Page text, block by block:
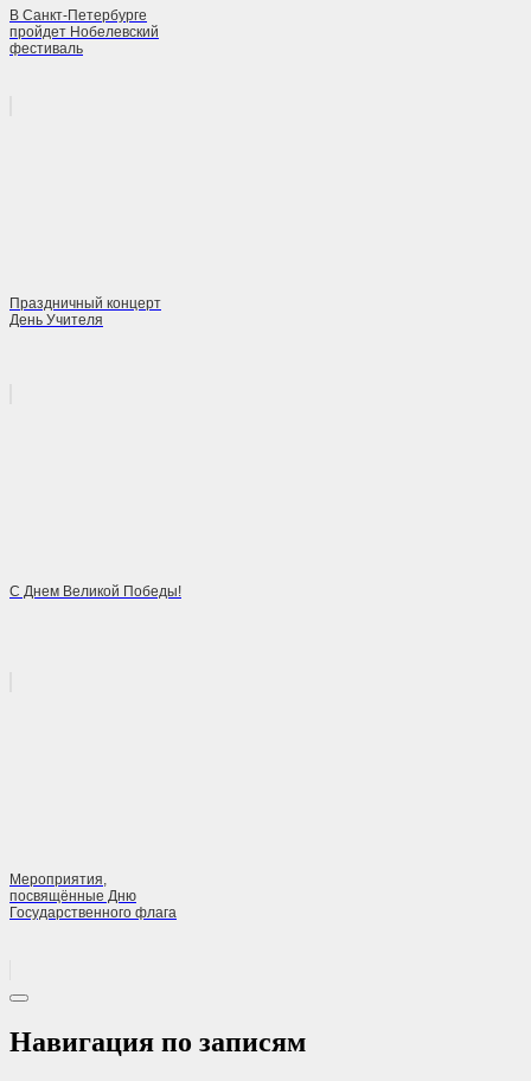
В Санкт-Петербурге
пройдет Нобелевский
фестиваль
Праздничный концерт
День Учителя
С Днем Великой Победы!
Мероприятия,
посвящённые Дню
Государственного флага
Навигация по записям